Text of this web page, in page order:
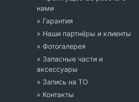
нами
» Гарантия
» Наши партнёры и клиенты
» Фотогалерея
» Запасные части и
аксессуары
» Запись на ТО
» Контакты